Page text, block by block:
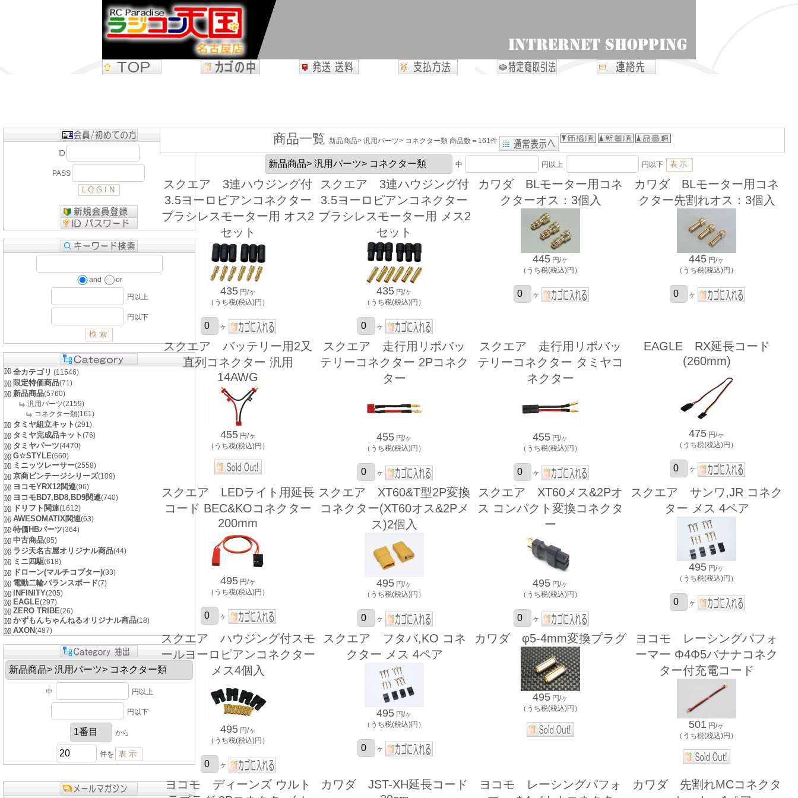
ID
PASS
and or
円以上
円以下
全カテゴリ (11546)
限定特価商品(71)
新品商品(5760)
汎用パーツ(2159)
コネクター類(161)
タミヤ組立キット(291)
タミヤ完成品キット(76)
タミヤパーツ(4470)
G☆STYLE(660)
ミニッツレーサー(2558)
京商ビンテージシリーズ(109)
ヨコモYRX12関連(96)
ヨコモBD7,BD8,BD9関連(740)
ドリフト関連(1612)
AWESOMATIX関連(63)
特価HBパーツ(364)
中古商品(85)
ラジ天名古屋オリジナル商品(44)
ミニ四駆(618)
ドローン(マルチコプター)(33)
電動二輪バランスボード(7)
INFINITY(205)
EAGLE(297)
ZERO TRIBE(26)
かずもんちゃんねるオリジナル商品(18)
AXON(487)
中 円以上
円以下
から
件を
商品一覧 新品商品> 汎用パーツ> コネクター類 商品数＝161件
中 円以上 円以下
スクエア 3連ハウジング付
3.5ヨーロピアンコネクター
ブラシレスモーター用 オス2
セット
435 円/ヶ
（うち税(税込)円）
ヶ
スクエア 3連ハウジング付
3.5ヨーロピアンコネクター
ブラシレスモーター用 メス2
セット
435 円/ヶ
（うち税(税込)円）
ヶ
カワダ BLモーター用コネ
クターオス：3個入
445 円/ヶ
（うち税(税込)円）
ヶ
カワダ BLモーター用コネ
クター先割れオス：3個入
445 円/ヶ
（うち税(税込)円）
ヶ
スクエア バッテリー用2又
直列コネクター 汎用
14AWG
455 円/ヶ
（うち税(税込)円）
スクエア 走行用リポバッ
テリーコネクター 2Pコネク
ター
455 円/ヶ
（うち税(税込)円）
ヶ
スクエア 走行用リポバッ
テリーコネクター タミヤコ
ネクター
455 円/ヶ
（うち税(税込)円）
ヶ
EAGLE RX延長コード
(260mm)
475 円/ヶ
（うち税(税込)円）
ヶ
スクエア LEDライト用延長
コード BEC&KOコネクター
200mm
495 円/ヶ
（うち税(税込)円）
ヶ
スクエア XT60&T型2P変換
コネクター(XT60オス&2Pメ
ス)2個入
495 円/ヶ
（うち税(税込)円）
ヶ
スクエア XT60メス&2Pオ
ス コンパクト変換コネクタ
ー
495 円/ヶ
（うち税(税込)円）
ヶ
スクエア サンワ,JR コネク
ター メス 4ペア
495 円/ヶ
（うち税(税込)円）
ヶ
スクエア ハウジング付スモ
ールヨーロピアンコネクター
メス4個入
495 円/ヶ
（うち税(税込)円）
ヶ
スクエア フタバ,KO コネ
クター メス 4ペア
495 円/ヶ
（うち税(税込)円）
ヶ
カワダ φ5-4mm変換プラグ
495 円/ヶ
（うち税(税込)円）
ヨコモ レーシングパフォ
ーマー Φ4Φ5バナナコネク
ター付充電コード
501 円/ヶ
（うち税(税込)円）
ヨコモ ディーンズ ウルト
カワダ JST-XH延長コード
ヨコモ レーシングパフォ
カワダ 先割れMCコネクタ